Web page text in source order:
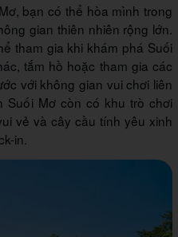
bạn có thể hòa mình trong
gian thiên nhiên rộng lớn.
tham gia khi khám phá Suối
tắm hồ hoặc tham gia các
với không gian vui chơi liên
Suối Mơ còn có khu trò chơi
vẻ và cây cầu tính yêu xinh
in.